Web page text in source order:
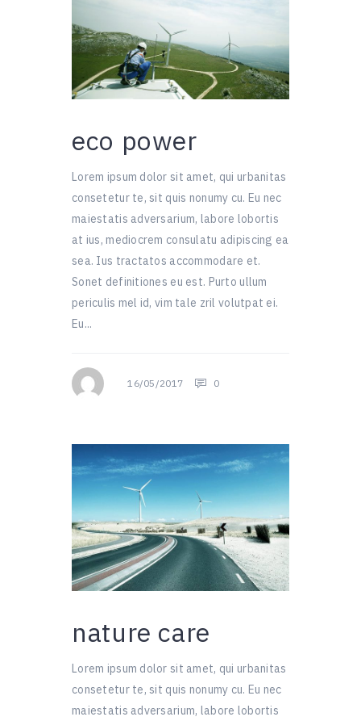
eco power
Lorem ipsum dolor sit amet, qui urbanitas
consetetur te, sit quis nonumy cu. Eu nec
maiestatis adversarium, labore lobortis
at ius, mediocrem consulatu adipiscing ea
sea. Ius tractatos accommodare et.
Sonet definitiones eu est. Purto ullum
periculis mel id, vim tale zril volutpat ei.
Eu...
16/05/2017 0
nature care
Lorem ipsum dolor sit amet, qui urbanitas
consetetur te, sit quis nonumy cu. Eu nec
maiestatis adversarium, labore lobortis